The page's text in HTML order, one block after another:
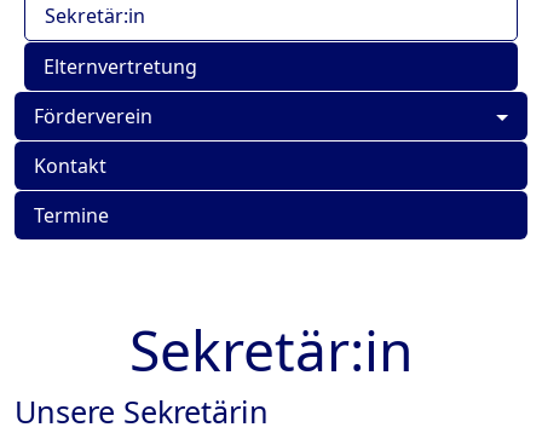
Sekretär:in
Elternvertretung
Förderverein
Kontakt
Termine
Sekretär:in
Unsere Sekretärin